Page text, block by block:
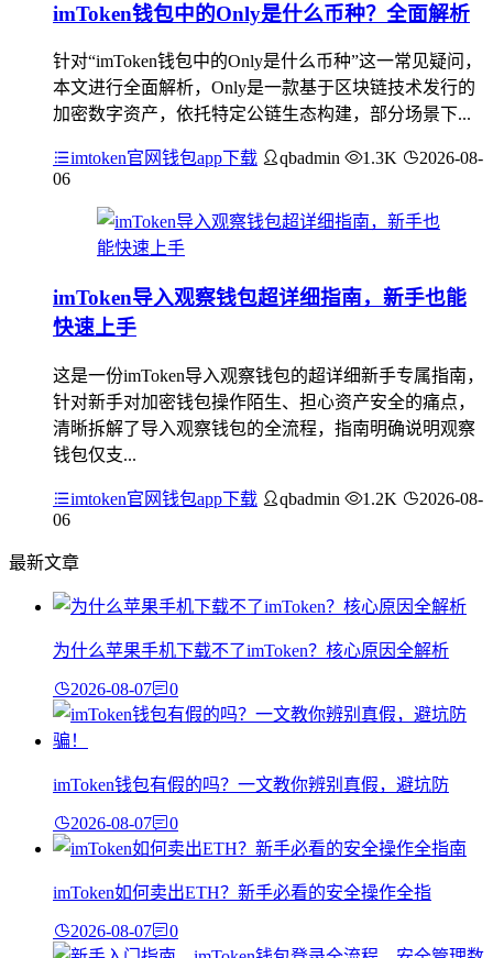
imToken钱包中的Only是什么币种？全面解析
针对“imToken钱包中的Only是什么币种”这一常见疑问，
本文进行全面解析，Only是一款基于区块链技术发行的
加密数字资产，依托特定公链生态构建，部分场景下...
imtoken官网钱包app下载 qbadmin 1.3K
2026-08-
06
imToken导入观察钱包超详细指南，新手也能
快速上手
这是一份imToken导入观察钱包的超详细新手专属指南，
针对新手对加密钱包操作陌生、担心资产安全的痛点，
清晰拆解了导入观察钱包的全流程，指南明确说明观察
钱包仅支...
imtoken官网钱包app下载 qbadmin 1.2K
2026-08-
06
最新文章
为什么苹果手机下载不了imToken？核心原因全解析
2026-08-07 0
imToken钱包有假的吗？一文教你辨别真假，避坑防
2026-08-07 0
imToken如何卖出ETH？新手必看的安全操作全指
2026-08-07 0